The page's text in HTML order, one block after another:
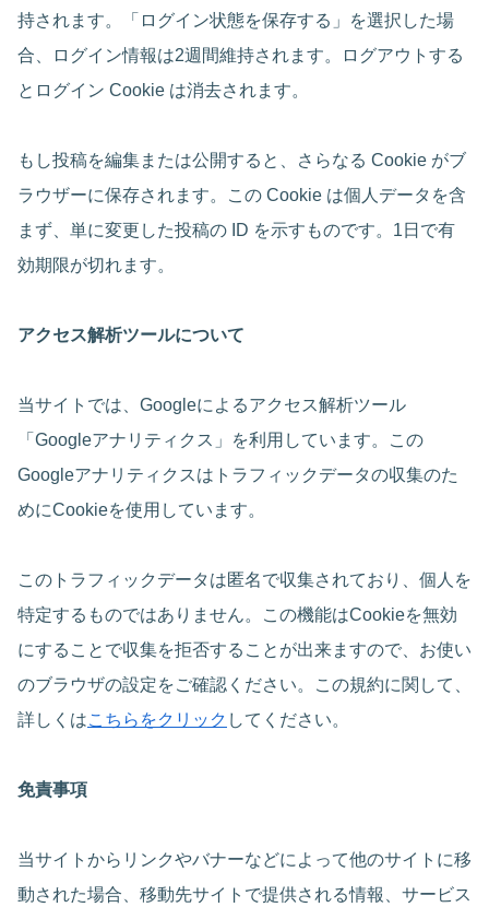
持されます。「ログイン状態を保存する」を選択した場
合、ログイン情報は2週間維持されます。ログアウトする
とログイン Cookie は消去されます。
もし投稿を編集または公開すると、さらなる Cookie がブ
ラウザーに保存されます。この Cookie は個人データを含
まず、単に変更した投稿の ID を示すものです。1日で有
効期限が切れます。
アクセス解析ツールについて
当サイトでは、Googleによるアクセス解析ツール
「Googleアナリティクス」を利用しています。この
Googleアナリティクスはトラフィックデータの収集のた
めにCookieを使用しています。
このトラフィックデータは匿名で収集されており、個人を
特定するものではありません。この機能はCookieを無効
にすることで収集を拒否することが出来ますので、お使い
のブラウザの設定をご確認ください。この規約に関して、
詳しくはこちらをクリック してください。
免責事項
当サイトからリンクやバナーなどによって他のサイトに移
動された場合、移動先サイトで提供される情報、サービス